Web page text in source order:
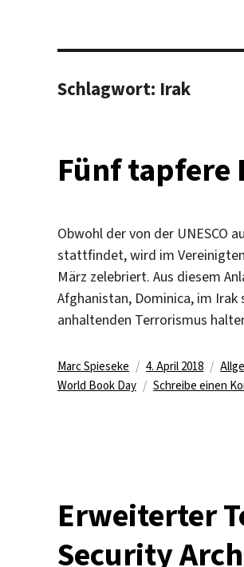
Schlagwort: Irak
Fünf tapfere
Obwohl der von der UNESCO
stattfindet, wird im
März zelebriert. Aus diesem
Afghanistan, Dominica, im
anhaltenden Terrorismus
Autor
Marc Spieseke
Veröffentlicht
am
4. April 2018
World Book Day
Schreibe einen
Erweiterter
Security